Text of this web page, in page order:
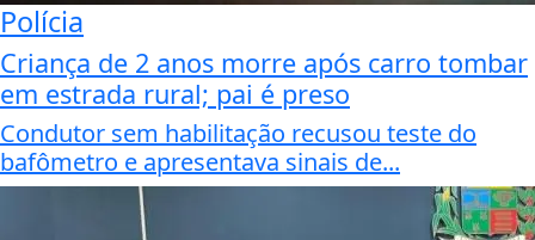
Polícia
Criança de 2 anos morre após carro tombar
em estrada rural; pai é preso
Condutor sem habilitação recusou teste do
bafômetro e apresentava sinais de...